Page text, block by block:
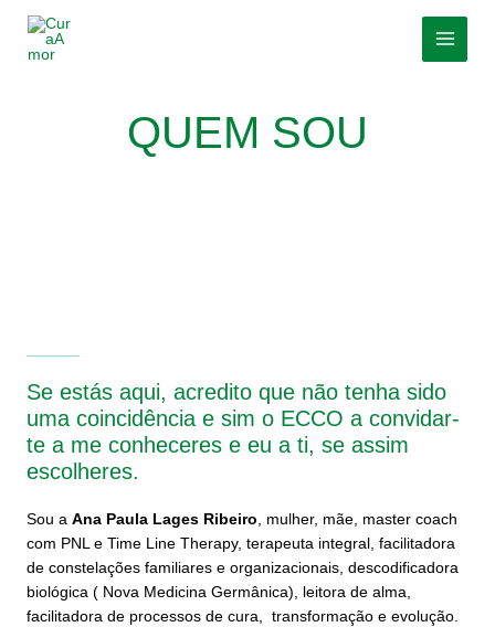
content
QUEM SOU
Se estás aqui, acredito que não tenha sido
uma coincidência e sim o ECCO a convidar-
te a me conheceres e eu a ti, se assim
escolheres.
Sou a Ana Paula Lages Ribeiro , mulher, mãe, master coach
com PNL e Time Line Therapy, terapeuta integral, facilitadora
de constelações familiares e organizacionais, descodificadora
biológica ( Nova Medicina Germânica), leitora de alma,
facilitadora de processos de cura, transformação e evolução.